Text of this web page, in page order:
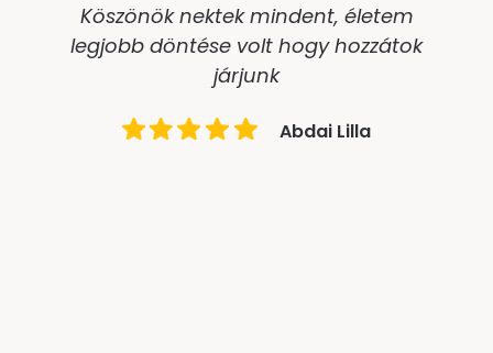
Köszönök nektek mindent, életem
legjobb döntése volt hogy hozzátok
járjunk
Abdai Lilla